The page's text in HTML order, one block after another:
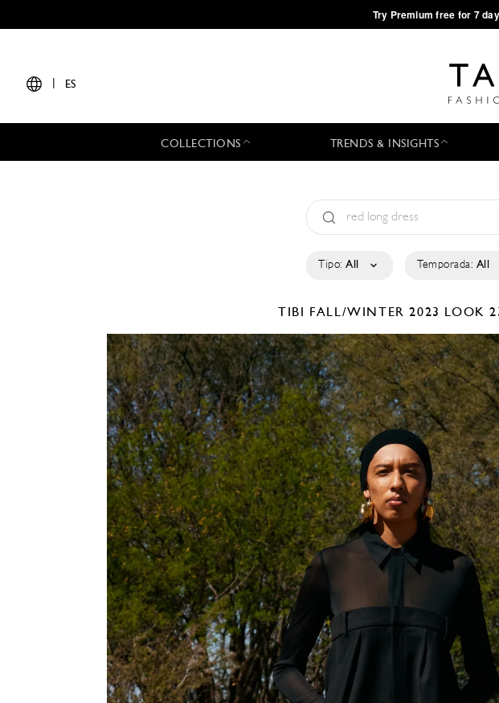
·Try Premium free for 7
ES
COLLECTIONS TRENDS & INSIGHTS
Tipo: All Temporada: All
TIBI FALL/WINTER 2023 LOOK